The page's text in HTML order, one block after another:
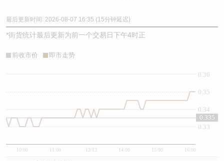
最后更新时间: 2026-08-07 16:35 (15分钟延迟)
*街货统计最后更新为前一个交易日下午4时正
前收市价 即市走势
10:00 11:00 12/13 14:00 15:00 16:00
0.33
0.34
0.35
0.36
0.335